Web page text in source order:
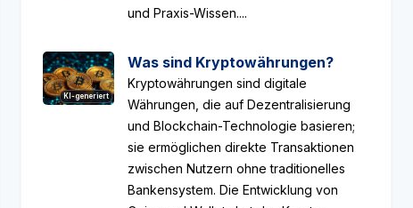
und Praxis-Wissen....
KI-generiert
Was sind Kryptowährungen?
Kryptowährungen sind digitale
Währungen, die auf Dezentralisierung
und Blockchain-Technologie basieren;
sie ermöglichen direkte Transaktionen
zwischen Nutzern ohne traditionelles
Bankensystem. Die Entwicklung von